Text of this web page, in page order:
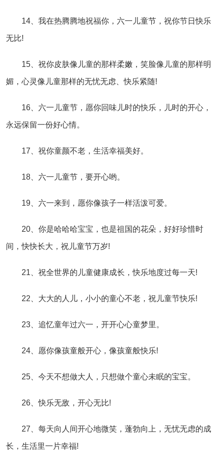
14、我在热腾腾地祝福你，六一儿童节，祝你节日快乐
无比!
15、祝你皮肤像儿童的那样柔嫩，笑脸像儿童的那样明
媚，心灵像儿童那样的无忧无虑、快乐紧随!
16、六一儿童节，愿你回味儿时的快乐，儿时的开心，
永远保留一份好心情。
17、祝你童颜不老，生活幸福美好。
18、六一儿童节，要开心哟。
19、六一来到，愿你像孩子一样活泼可爱。
20、你是哈哈哈宝宝，也是祖国的花朵，好好珍惜时
间，快快长大，祝儿童节万岁!
21、祝全世界的儿童健康成长，快乐地度过每一天!
22、大大的人儿，小小的童心不老，祝儿童节快乐!
23、追忆童年过六一，开开心心童梦里。
24、愿你像孩童般开心，像孩童般快乐!
25、今天不想做大人，只想做个童心未眠的宝宝。
26、快乐无敌，开心无比!
27、每天向人间开心地微笑，蓬勃向上，无忧无虑的成
长，生活里一片幸福!